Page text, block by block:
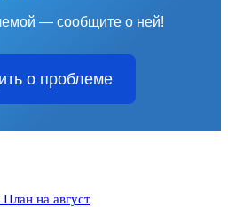
— сообщите о ней!
о проблеме
на август